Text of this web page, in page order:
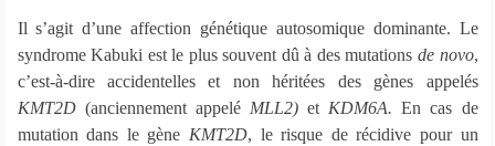
Il s’agit d’une affection génétique autosomique dominante. Le
syndrome Kabuki est le plus souvent dû à des mutations de novo,
c’est-à-dire accidentelles et non héritées des gènes appelés
KMT2D(anciennement appelé MLL2) etKDM6A.En cas de
mutation dans le gène KMT2D, le risque de récidive pour un